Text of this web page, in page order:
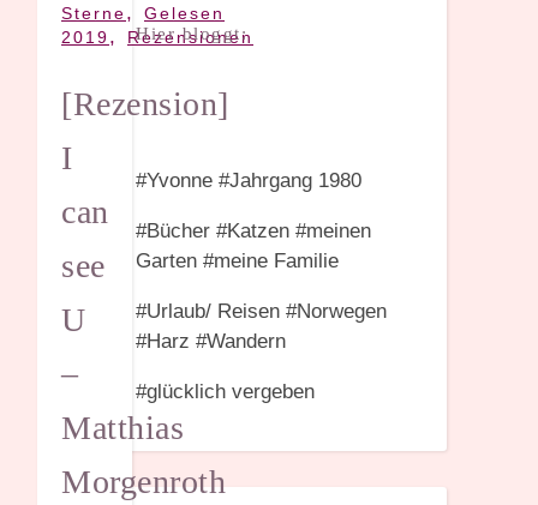
Sterne, Gelesen
2019, Rezensionen
[Rezension]
I
can
see
U
–
Matthias
Morgenroth
Hier bloggt:
#Yvonne #Jahrgang 1980
#Bücher #Katzen #meinen
Garten #meine Familie
#Urlaub/ Reisen #Norwegen
#Harz #Wandern
#glücklich vergeben